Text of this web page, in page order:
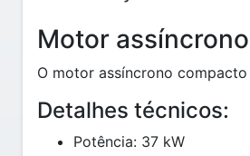
Motor
O motor assíncrono
Detalhes técnicos:
Potência: 37 kW